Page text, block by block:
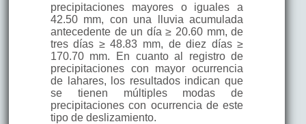
precipitaciones mayores o iguales a
42.50 mm, con una lluvia acumulada
antecedente de un día ≥ 20.60 mm, de
tres días ≥ 48.83 mm, de diez días ≥
170.70 mm. En cuanto al registro de
precipitaciones con mayor ocurrencia
de lahares, los resultados indican que
se tienen múltiples modas de
precipitaciones con ocurrencia de este
tipo de deslizamiento.